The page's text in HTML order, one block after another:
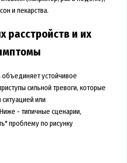
и лекарства.
расстройств и их
объединяет устойчивое
сильной тревоги, которые
или
- типичные сценарии,
проблему по рисунку